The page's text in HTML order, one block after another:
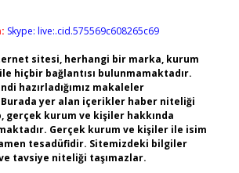
Skype: live:.cid.575569c608265c69
sitesi, herhangi bir marka, kurum
hiçbir bağlantısı bulunmamaktadır.
hazırladığımız makaleler
Burada yer alan içerikler haber niteliği
gerçek kurum ve kişiler hakkında
Gerçek kurum ve kişiler ile isim
tesadüfidir. Sitemizdeki bilgiler
tavsiye niteliği taşımazlar.